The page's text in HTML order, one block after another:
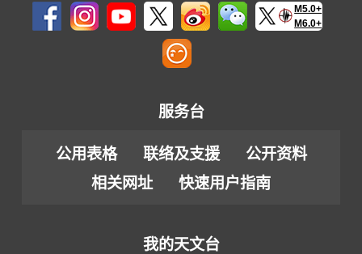
M5.0+
M6.0+
服务台
公用表格 联络及支援
公开资料
相关网址
快速用户指南
我的天文台